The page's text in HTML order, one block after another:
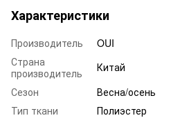
Характеристики
Производитель
OUI
Страна
производитель
Китай
Сезон
Весна/осень
Тип ткани
Полиэстер